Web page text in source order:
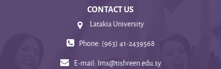
CONTACT US
Latakia University
Phone: (963) 41-2439568
E-mail: lms@tishreen.edu.sy